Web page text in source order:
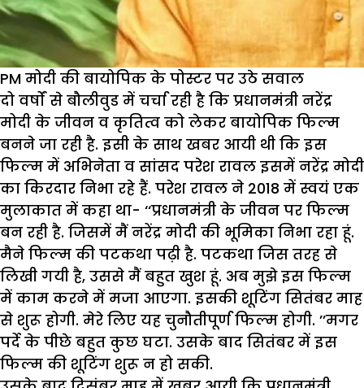
PM मोदी की बायोपिक के पोस्टर पर उठे सवाल
दो वर्षों से बौलीवुड में चर्चा रही है कि प्रधानमंत्री नरेंद्र
मोदी के जीवन व कृतित्व को लेकर बायोपिक फिल्म
बनने जा रही है. इसी के साथ खबर आयी थी कि इस
फिल्म में अभिनेता व सांसद परेश रावल इसमें नरेंद्र मोदी
का किरदार निभा रहे हैं. परेश रावल ने 2018 में स्वयं एक
मुलाकात में कहा था- ‘‘प्रधानमंत्री के जीवन पर फिल्म
बन रही है. जिसमें मैं नरेंद्र मोदी की भूमिका निभा रहा हूं.
मैने फिल्म की पटकथा पढ़ी है. पटकथा जिस तरह से
लिखी गयी है, उससे मैं बहुत खुश हूं. अब मुझे इस फिल्म
में काम करने में मजा आएगा. इसकी शूटिंग सितंबर माह
से शुरू होगी. मेरे लिए यह चुनौतीपूर्ण फिल्म होगी. ’’मगर
पर्दे के पीछे बहुत कुछ घटा. उसके बाद सितंबर में इस
फिल्म की शूटिंग शुरू न हो सकी.